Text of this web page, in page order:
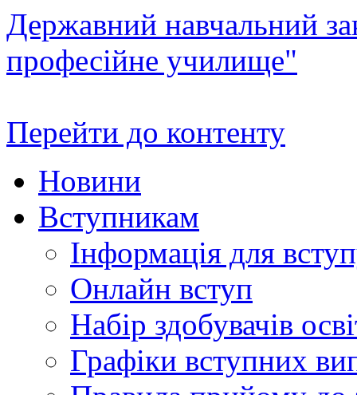
Державний навчальний
професійне училище"
Перейти до контенту
Новини
Вступникам
Інформація для
Онлайн вступ
Набір здобувачів
Графіки вступних